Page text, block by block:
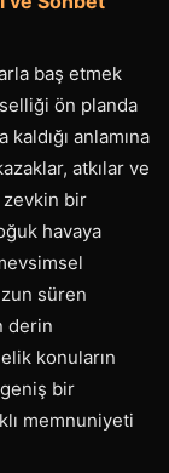
baş etmek
ön planda
anlamına
atkılar ve
bir
havaya
süren
derin
konuların
bir
memnuniyeti